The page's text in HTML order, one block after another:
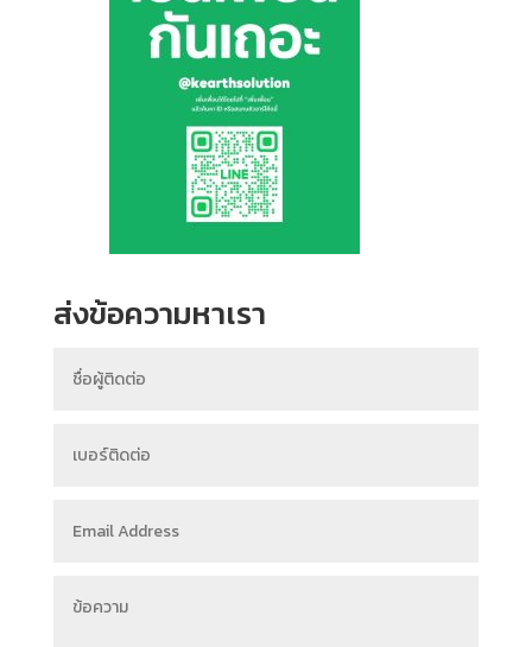
ส่งข้อความหาเรา